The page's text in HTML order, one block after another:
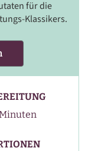
für die
Klassikers.